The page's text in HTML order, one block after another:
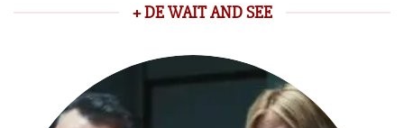
+ DE WAIT AND SEE